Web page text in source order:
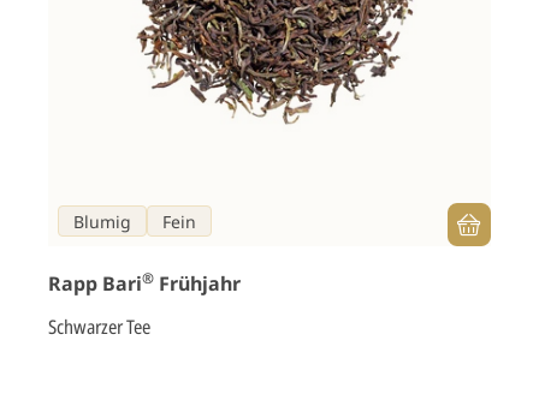
Blumig Fein
Rapp Bari® Frühjahr
Schwarzer Tee